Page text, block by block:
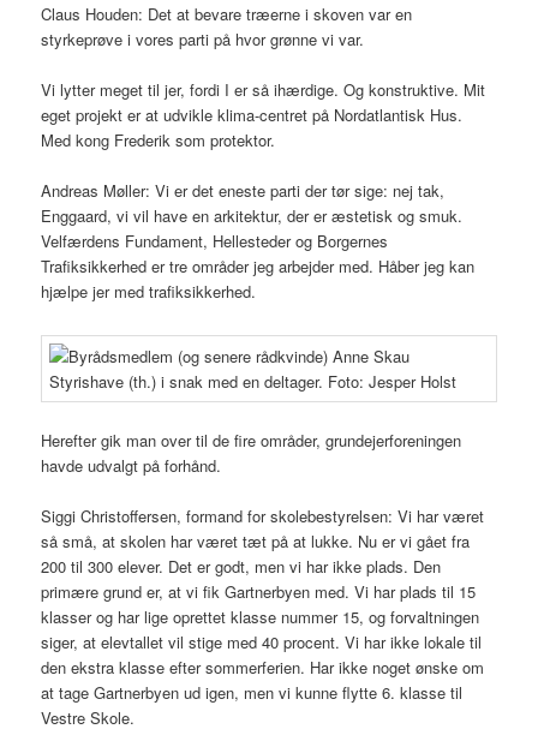
Claus Houden: Det at bevare træerne i skoven var en
styrkeprøve i vores parti på hvor grønne vi var.
Vi lytter meget til jer, fordi I er så ihærdige. Og konstruktive. Mit
eget projekt er at udvikle klima-centret på Nordatlantisk Hus.
Med kong Frederik som protektor.
Andreas Møller: Vi er det eneste parti der tør sige: nej tak,
Enggaard, vi vil have en arkitektur, der er æstetisk og smuk.
Velfærdens Fundament, Hellesteder og Borgernes
Trafiksikkerhed er tre områder jeg arbejder med. Håber jeg kan
hjælpe jer med trafiksikkerhed.
Herefter gik man over til de fire områder, grundejerforeningen
havde udvalgt på forhånd.
Siggi Christoffersen, formand for skolebestyrelsen: Vi har været
så små, at skolen har været tæt på at lukke. Nu er vi gået fra
200 til 300 elever. Det er godt, men vi har ikke plads. Den
primære grund er, at vi fik Gartnerbyen med. Vi har plads til 15
klasser og har lige oprettet klasse nummer 15, og forvaltningen
siger, at elevtallet vil stige med 40 procent. Vi har ikke lokale til
den ekstra klasse efter sommerferien. Har ikke noget ønske om
at tage Gartnerbyen ud igen, men vi kunne flytte 6. klasse til
Vestre Skole.